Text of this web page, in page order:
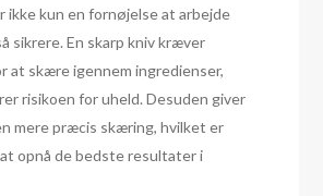
ikke kun en fornøjelse at arbejde
sikrere. En skarp kniv kræver
at skære igennem ingredienser,
risikoen for uheld. Desuden giver
mere præcis skæring, hvilket er
opnå de bedste resultater i